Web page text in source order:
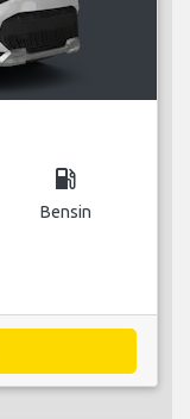
local_gas_station
Bensin